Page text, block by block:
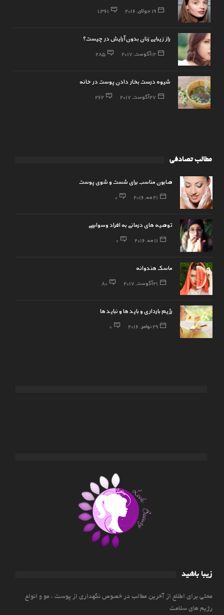
19 جولای, 2016 1,361
راز زیبایی زنان بدون آرایش در چیست؟
12 آگوست, 2017 285
شیوه درست بخار دادن پوست در خانه
27 آگوست, 2017 262
مطالب تصادفی
صابون مناسب برای شست و شوی پوست
21 مه, 2016 0
توصیه های درمانی به افراد وسواسی
11 مه, 2016 0
ماسک هندوانه
21 آگوست, 2017 80
رژیم بارداری و باید ها و نباید ها
29 نوامبر, 2016 0
زیبا باشید
محلی برای اطلاع از آخرین مطالب در خصوص نگهداری از پوست ، مو و انواع
رژیم های سلامت